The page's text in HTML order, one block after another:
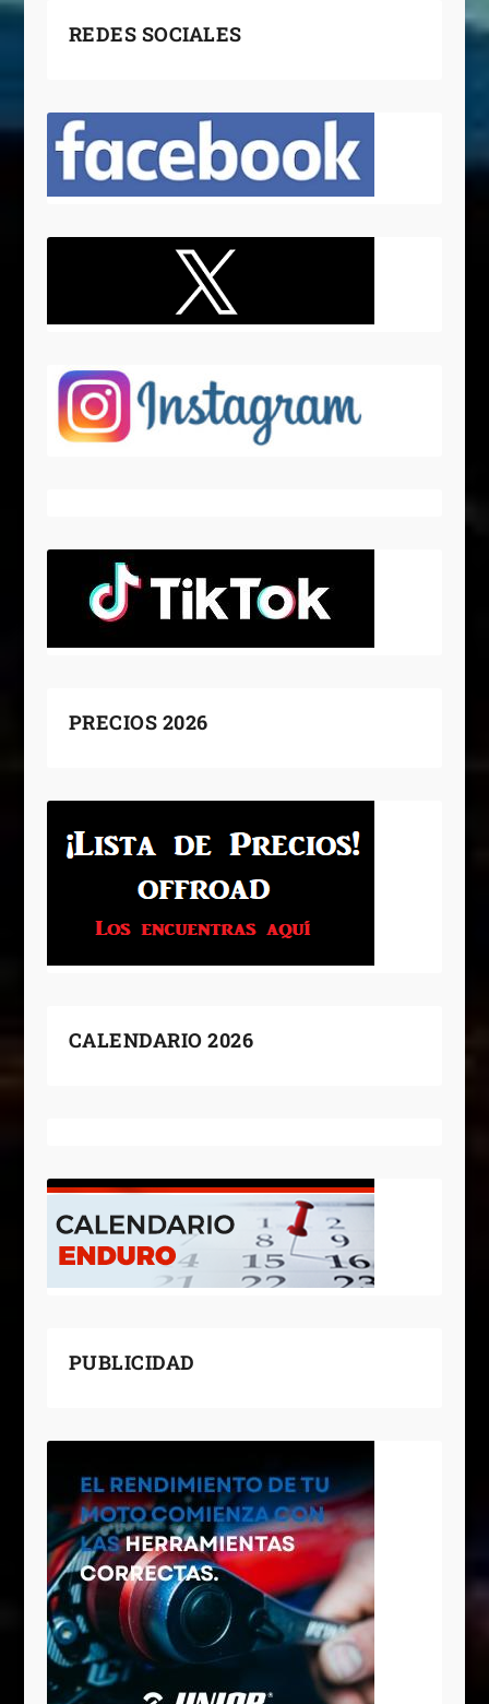
REDES SOCIALES
PRECIOS 2026
CALENDARIO 2026
PUBLICIDAD